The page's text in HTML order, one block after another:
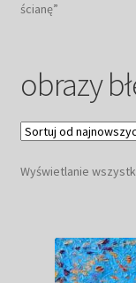
Duże obrazy
Obrazy
ścianę”
obrazy
Wyświetlanie